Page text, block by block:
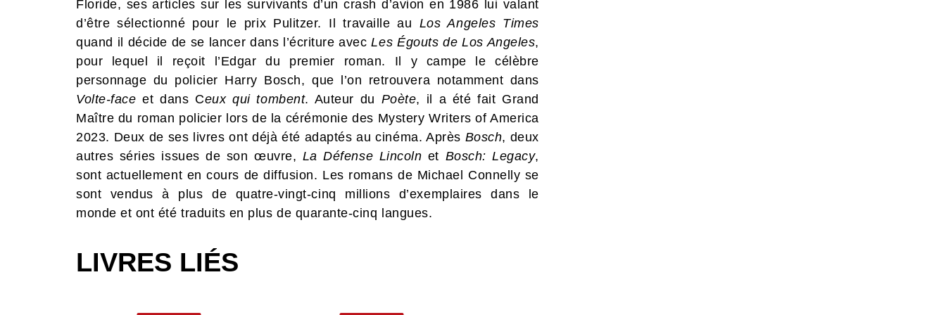
Floride, ses articles sur les survivants d’un crash d’avion en 1986 lui valant
d’être sélectionné pour le prix Pulitzer. Il travaille au Los Angeles Times
quand il décide de se lancer dans l’écriture avecLes Égouts de Los Angeles,
pour lequel il reçoit l’Edgar du premier roman. Il y campe le célèbre
personnage du policier Harry Bosch, que l’on retrouvera notamment dans
Volte-face et dans Ceux qui tombent. Auteur du Poète, il a été fait Grand
Maître du roman policier lors de la cérémonie des Mystery Writers of America
2023. Deux de ses livres ont déjà été adaptés au cinéma. Après Bosch, deux
autres séries issues de son œuvre, La Défense Lincoln et Bosch: Legacy,
sont actuellement en cours de diffusion. Les romans de Michael Connelly se
sont vendus à plus de quatre-vingt-cinq millions d’exemplaires dans le
monde et ont été traduits en plus de quarante-cinq langues.
LIVRES LIÉS